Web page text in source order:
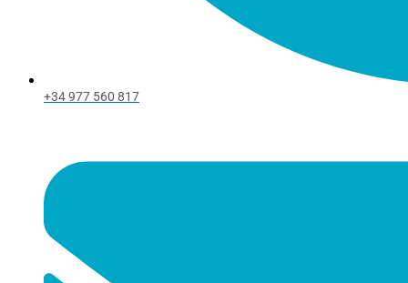
+34 977 560 817